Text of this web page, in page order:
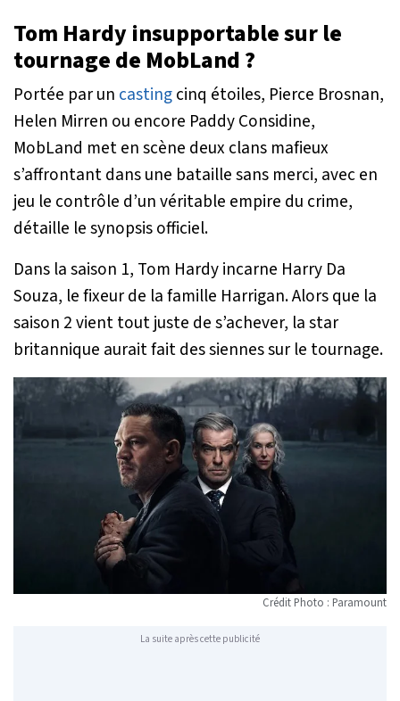
Tom Hardy insupportable sur le
tournage de MobLand ?
Portée par un castingcinq étoiles, Pierce Brosnan,
Helen Mirren ou encore Paddy Considine,
MobLand met en scène deux clans mafieux
s’affrontant dans une bataille sans merci, avec en
jeu le contrôle d’un véritable empire du crime,
détaille le synopsis officiel.
Dans la saison 1, Tom Hardy incarne Harry Da
Souza, le fixeur de la famille Harrigan. Alors que la
saison 2 vient tout juste de s’achever, la star
britannique aurait fait des siennes sur le tournage.
Crédit Photo : Paramount
La suite après cette publicité